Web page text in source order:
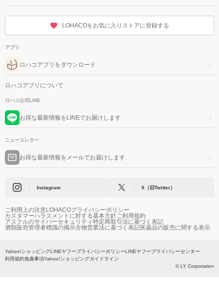
LOHACOをお気に入りストアに登録する
アプリ
ロハコアプリをダウンロード
ロハコアプリについて
ロハコ公式LINE
お得な最新情報をLINEでお届けします
ニュースレター
お得な最新情報をメールでお届けします
Instagram X（旧Twitter）
ご利用上の注意LOHACOプライバシーポリシー
カスタマーハラスメントに対する基本方針ご利用規約
アスクルのサイバーセキュリティ特定商取引法に基づく表記
酒類販売管理者標識の掲示古物営業法に基づく表記医薬品の販売に関する表示
Yahoo!ショッピングLINEヤフープライバシーポリシーLINEヤフープライバシーセンター
利用規約免責事項Yahoo!ショッピングガイドライン
© LY Corporation